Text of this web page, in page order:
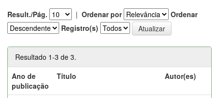
Result./Pág. | Ordenar por
Ordenar
Registro(s)
Resultado 1-3 de 3.
Ano de
publicação
Título Autor(es)